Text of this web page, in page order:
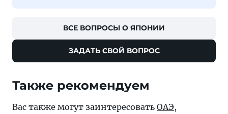
ВСЕ ВОПРОСЫ О ЯПОНИИ
ЗАДАТЬ СВОЙ ВОПРОС
Также рекомендуем
Вас также могут заинтересовать ОАЭ,